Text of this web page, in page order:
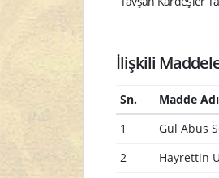
İlişkili
Sn. Madde Adı
1
Gül Abus
2 Hayrettin